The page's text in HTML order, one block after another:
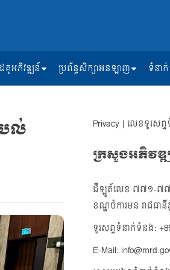
គូអភិវឌ្ឍន៍ ប្រព័ន្ធសិក្សាអនឡាញ ទំនា
ល់
Privacy | លេខទូរសព្
ក្រសួងអភិវឌ្
ដីឡូត៍លេខ ៧៧១-៧៧៣
ខណ្ឌចំការមន រាជធានី
ទូរសព្ទទំនាក់ទំនង:
E-Mail: